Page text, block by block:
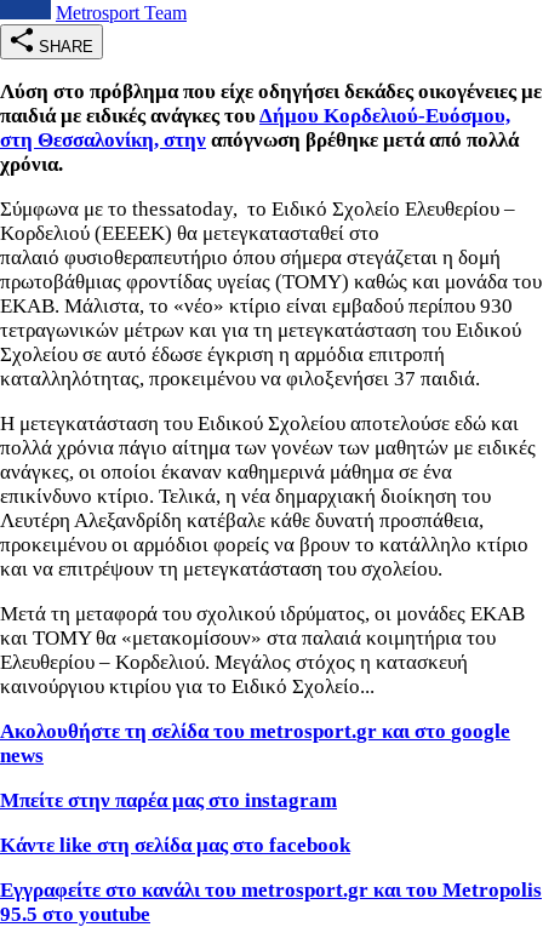
Metrosport Team
SHARE
Λύση στο πρόβλημα που είχε οδηγήσει δεκάδεςοικογένειες με
παιδιά με ειδικές ανάγκες τουΔήμου Κορδελιού-Ευόσμου,
στη Θεσσαλονίκη, στην απόγνωση βρέθηκε μετά από πολλά
χρόνια.
Σύμφωνα με το thessatoday, το Ειδικό Σχολείο Ελευθερίου –
Κορδελιού (ΕΕΕΕΚ) θα μετεγκατασταθεί στο
παλαιό φυσιοθεραπευτήριο όπου σήμερα στεγάζεται η δομή
πρωτοβάθμιας φροντίδας υγείας (ΤΟΜΥ) καθώς και μονάδα του
ΕΚΑΒ. Μάλιστα, το «νέο» κτίριο είναι εμβαδού περίπου 930
τετραγωνικών μέτρων και για τη μετεγκατάσταση του Ειδικού
Σχολείου σε αυτό έδωσε έγκριση η αρμόδια επιτροπή
καταλληλότητας, προκειμένου να φιλοξενήσει 37 παιδιά.
Η μετεγκατάσταση του Ειδικού Σχολείου αποτελούσε εδώ και
πολλά χρόνια πάγιο αίτημα των γονέων των μαθητών με ειδικές
ανάγκες, οι οποίοι έκαναν καθημερινά μάθημα σε ένα
επικίνδυνο κτίριο. Τελικά, η νέα δημαρχιακή διοίκηση του
Λευτέρη Αλεξανδρίδη κατέβαλε κάθε δυνατή προσπάθεια,
προκειμένου οι αρμόδιοι φορείς να βρουν το κατάλληλο κτίριο
και να επιτρέψουν τη μετεγκατάσταση του σχολείου.
Μετά τη μεταφορά του σχολικού ιδρύματος, οι μονάδες ΕΚΑΒ
και ΤΟΜΥ θα «μετακομίσουν» στα παλαιά κοιμητήρια του
Ελευθερίου – Κορδελιού. Μεγάλος στόχος η κατασκευή
καινούργιου κτιρίου για το Ειδικό Σχολείο...
Ακολουθήστε τη σελίδα του metrosport.gr και στο google
news
Μπείτε στην παρέα μας στο instagram
Κάντε like στη σελίδα μας στο facebook
Εγγραφείτε στο κανάλι του metrosport.gr και του Metropolis
95.5 στο youtube